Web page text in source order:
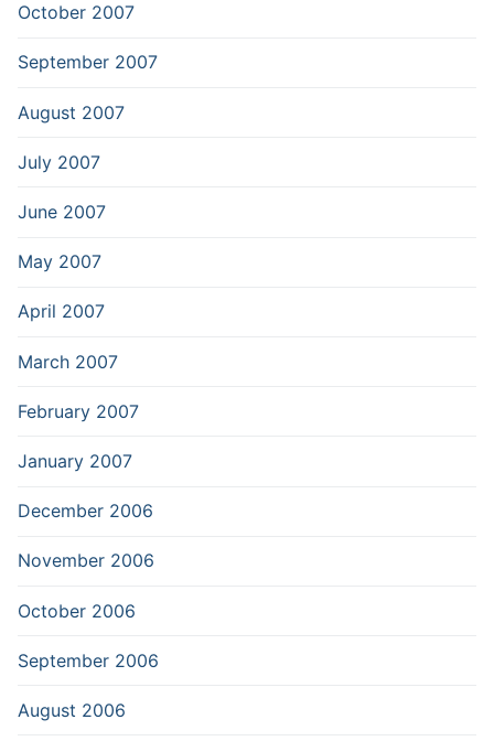
October 2007
September 2007
August 2007
July 2007
June 2007
May 2007
April 2007
March 2007
February 2007
January 2007
December 2006
November 2006
October 2006
September 2006
August 2006